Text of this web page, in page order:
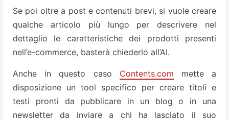
Se poi oltre a post e contenuti brevi, si vuole creare
qualche articolo più lungo per descrivere nel
dettaglio le caratteristiche dei prodotti presenti
nell’e-commerce, basterà chiederlo all’AI.
Anche in questo caso Contents.com mette a
disposizione un tool specifico per creare titoli e
testi pronti da pubblicare in un blog o in una
newsletter da inviare a chi ha lasciato il suo